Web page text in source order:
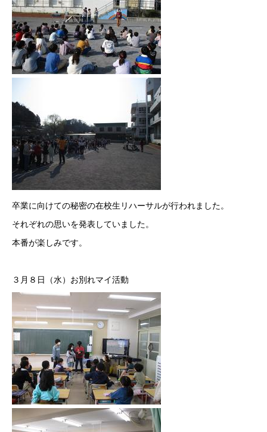
卒業に向けての秘密の在校生リハーサルが行われました。
それぞれの思いを発表していました。
本番が楽しみです。
３月８日（水）お別れマイ活動